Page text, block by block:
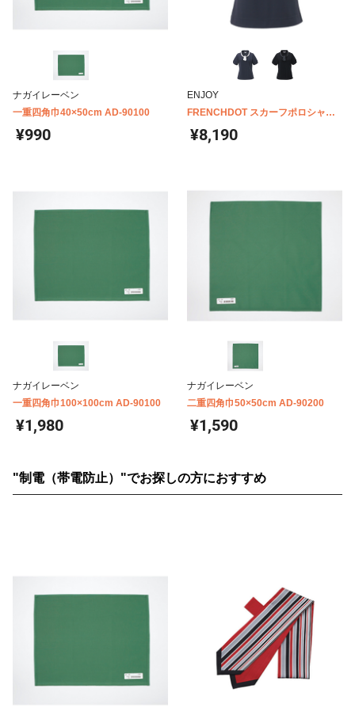
ナガイレーベン
一重四角巾40×50cm AD-90100
¥990
ENJOY
FRENCHDOT スカーフポロシャツ
ESP404
¥8,190
ナガイレーベン
一重四角巾100×100cm AD-90100
¥1,980
ナガイレーベン
二重四角巾50×50cm AD-90200
¥1,590
"制電（帯電防止）"でお探しの方におすすめ